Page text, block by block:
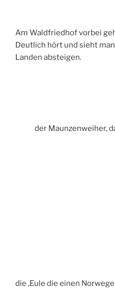
Am Waldfriedhof vorbei
Deutlich hört und sieht
Landen absteigen.
der Maunzenweiher,
die ‚Eule die einen